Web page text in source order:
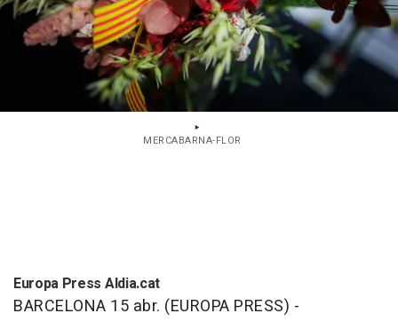
MERCABARNA-FLOR
Europa Press Aldia.cat
BARCELONA 15 abr. (EUROPA PRESS) -